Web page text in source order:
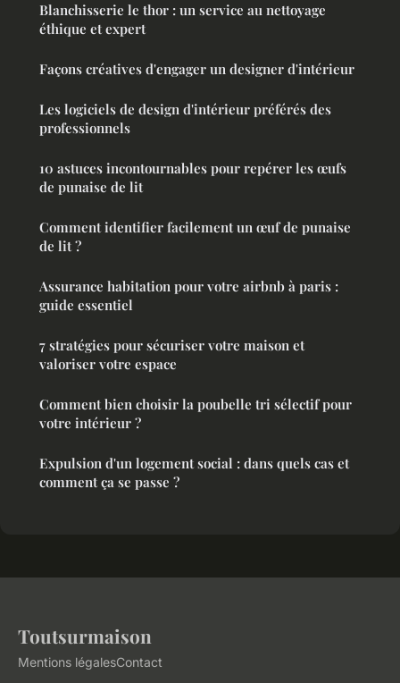
Blanchisserie le thor : un service au nettoyage
éthique et expert
Façons créatives d'engager un designer d'intérieur
Les logiciels de design d'intérieur préférés des
professionnels
10 astuces incontournables pour repérer les œufs
de punaise de lit
Comment identifier facilement un œuf de punaise
de lit ?
Assurance habitation pour votre airbnb à paris :
guide essentiel
7 stratégies pour sécuriser votre maison et
valoriser votre espace
Comment bien choisir la poubelle tri sélectif pour
votre intérieur ?
Expulsion d'un logement social : dans quels cas et
comment ça se passe ?
Toutsurmaison
Mentions légalesContact